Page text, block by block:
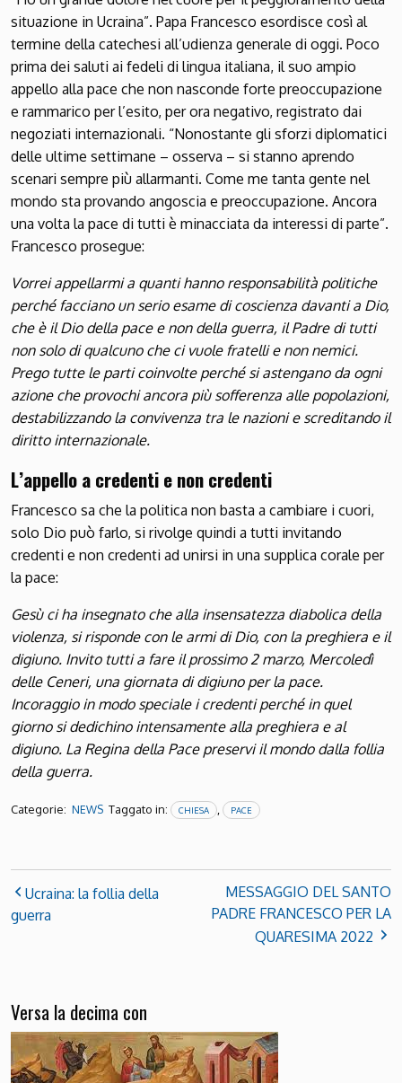
situazione in Ucraina”. Papa Francesco esordisce così al
termine della catechesi all’udienza generale di oggi. Poco
prima dei saluti ai fedeli di lingua italiana, il suo ampio
appello alla pace che non nasconde forte preoccupazione
e rammarico per l’esito, per ora negativo, registrato dai
negoziati internazionali. “Nonostante gli sforzi diplomatici
delle ultime settimane – osserva – si stanno aprendo
scenari sempre più allarmanti. Come me tanta gente nel
mondo sta provando angoscia e preoccupazione. Ancora
una volta la pace di tutti è minacciata da interessi di parte”.
Francesco prosegue:
Vorrei appellarmi a quanti hanno responsabilità politiche
perché facciano un serio esame di coscienza davanti a Dio,
che è il Dio della pace e non della guerra, il Padre di tutti
non solo di qualcuno che ci vuole fratelli e non nemici.
Prego tutte le parti coinvolte perché si astengano da ogni
azione che provochi ancora più sofferenza alle popolazioni,
destabilizzando la convivenza tra le nazioni e screditando il
diritto internazionale.
L’appello a credenti e non credenti
Francesco sa che la politica non basta a cambiare i cuori,
solo Dio può farlo, si rivolge quindi a tutti invitando
credenti e non credenti ad unirsi in una supplica corale per
la pace:
Gesù ci ha insegnato che alla insensatezza diabolica della
violenza, si risponde con le armi di Dio, con la preghiera e il
digiuno. Invito tutti a fare il prossimo 2 marzo, Mercoledì
delle Ceneri, una giornata di digiuno per la pace.
Incoraggio in modo speciale i credenti perché in quel
giorno si dedichino intensamente alla preghiera e al
digiuno. La Regina della Pace preservi il mondo dalla follia
della guerra.
Categorie: NEWS Taggato in: CHIESA , PACE
Ucraina: la follia della
guerra
MESSAGGIO DEL SANTO
PADRE FRANCESCO PER LA
QUARESIMA 2022
Versa la decima con